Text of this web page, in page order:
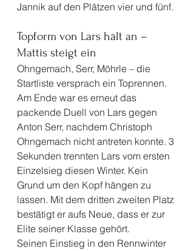
Jannik auf den Plätzen vier und fünf.
Topform von Lars hält an –
Mattis steigt ein
Ohngemach, Serr, Möhrle – die
Startliste versprach ein Toprennen.
Am Ende war es erneut das
packende Duell von Lars gegen
Anton Serr, nachdem Christoph
Ohngemach nicht antreten konnte. 3
Sekunden trennten Lars vom ersten
Einzelsieg diesen Winter. Kein
Grund um den Kopf hängen zu
lassen. Mit dem dritten zweiten Platz
bestätigt er aufs Neue, dass er zur
Elite seiner Klasse gehört.
Seinen Einstieg in den Rennwinter